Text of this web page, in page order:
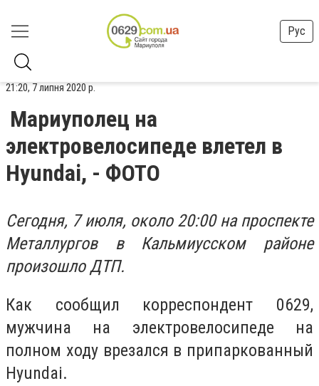
Рус
21:20, 7 липня 2020 р.
Мариуполец на
электровелосипеде влетел в
Hyundai, - ФОТО
Сегодня, 7 июля, около 20:00 на проспекте
Металлургов в Кальмиусском районе
произошло ДТП.
Как сообщил корреспондент 0629,
мужчина на электровелосипеде на
полном ходу врезался в припаркованный
Hyundai.